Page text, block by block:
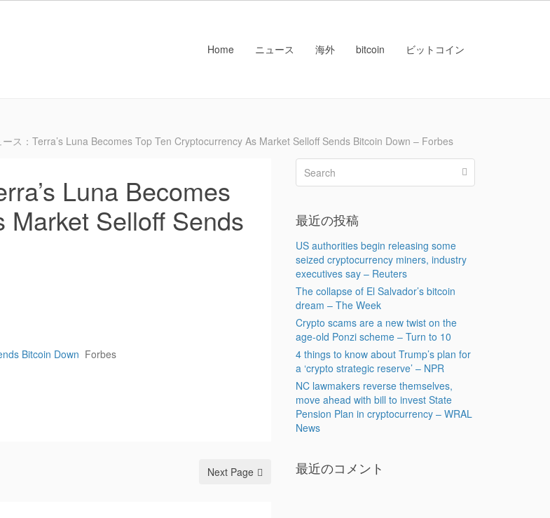
Home ニュース 海外 bitcoin ビットコイン
ス：Terra’s Luna Becomes Top Ten Cryptocurrency As Market Selloff Sends Bitcoin Down – Forbes
Luna Becomes
Market Selloff Sends
Bitcoin Down Forbes
Next Page
最近の投稿
US authorities begin releasing some
seized cryptocurrency miners, industry
executives say – Reuters
The collapse of El Salvador’s bitcoin
dream – The Week
Crypto scams are a new twist on the
age-old Ponzi scheme – Turn to 10
4 things to know about Trump’s plan for
a ‘crypto strategic reserve’ – NPR
NC lawmakers reverse themselves,
move ahead with bill to invest State
Pension Plan in cryptocurrency – WRAL
News
最近のコメント